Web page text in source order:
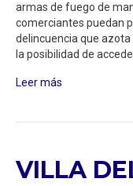
armas de fuego de
comerciantes puedan
delincuencia que
la posibilidad de
Leer más
VILLA